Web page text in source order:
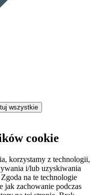
wszystkie
cookie
korzystamy z technologii,
i/lub uzyskiwania
na te technologie
jak zachowanie podczas